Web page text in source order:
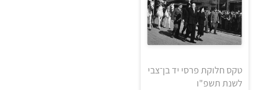
טקס חלוקת פרסי יד בן־צבי
לשנת תשפ"ו